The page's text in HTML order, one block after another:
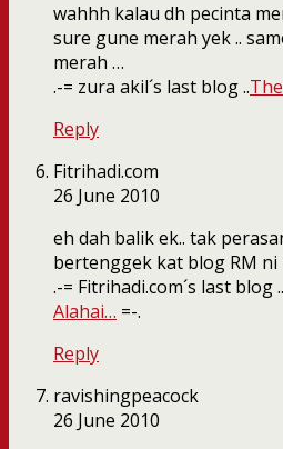
wahhh kalau dh pecinta
sure gune merah yek ..
merah …
.-= zura akil´s last blog ..
Reply
Fitrihadi.com
26 June 2010
eh dah balik ek.. tak
bertenggek kat blog RM ni
.-= Fitrihadi.com´s last blog ..
Alahai… =-.
Reply
ravishingpeacock
26 June 2010